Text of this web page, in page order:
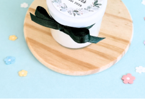
sur
la
page
du
produit